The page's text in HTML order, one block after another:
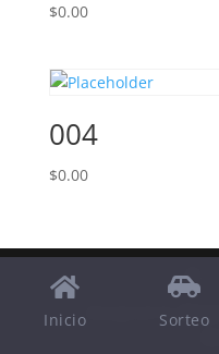
$0.00
004
$0.00
Designed by
Inicio Sorteo